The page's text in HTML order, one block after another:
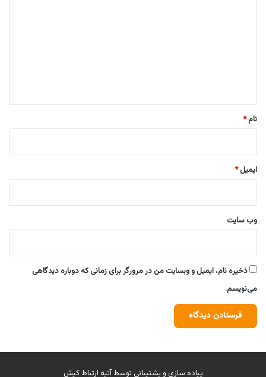
نام*
ایمیل*
وب‌ سایت
ذخیره نام، ایمیل و وبسایت من در مرورگر برای زمانی که دوباره دیدگاهی
می‌نویسم.
پیاده سازی و پشتیبانی توسطآتیه ارتباط کیش